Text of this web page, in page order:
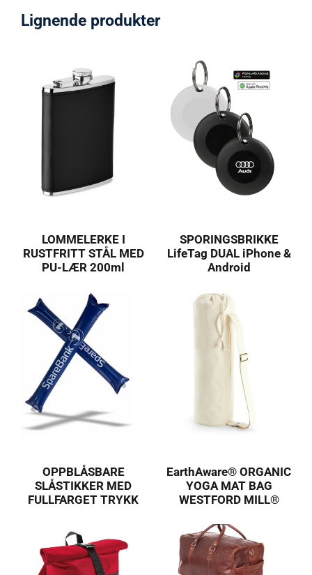
Lignende produkter
LOMMELERKE I
RUSTFRITT STÅL MED
PU-LÆR 200ml
SPORINGSBRIKKE
LifeTag DUAL iPhone &
Android
OPPBLÅSBARE
SLÅSTIKKER MED
FULLFARGET TRYKK
EarthAware® ORGANIC
YOGA MAT BAG
WESTFORD MILL®